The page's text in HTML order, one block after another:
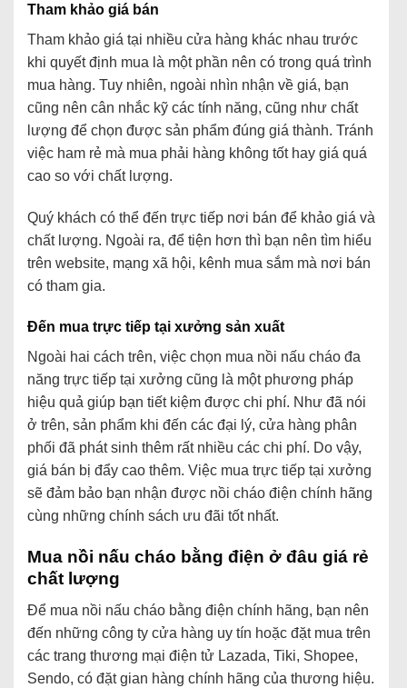
Tham khảo giá bán
Tham khảo giá tại nhiều cửa hàng khác nhau trước
khi quyết định mua là một phần nên có trong quá trình
mua hàng. Tuy nhiên, ngoài nhìn nhận về giá, bạn
cũng nên cân nhắc kỹ các tính năng, cũng như chất
lượng để chọn được sản phẩm đúng giá thành. Tránh
việc ham rẻ mà mua phải hàng không tốt hay giá quá
cao so với chất lượng.
Quý khách có thể đến trực tiếp nơi bán để khảo giá và
chất lượng. Ngoài ra, để tiện hơn thì bạn nên tìm hiểu
trên website, mạng xã hội, kênh mua sắm mà nơi bán
có tham gia.
Đến mua trực tiếp tại xưởng sản xuất
Ngoài hai cách trên, việc chọn mua nồi nấu cháo đa
năng trực tiếp tại xưởng cũng là một phương pháp
hiệu quả giúp bạn tiết kiệm được chi phí. Như đã nói
ở trên, sản phẩm khi đến các đại lý, cửa hàng phân
phối đã phát sinh thêm rất nhiều các chi phí. Do vậy,
giá bán bị đẩy cao thêm. Việc mua trực tiếp tại xưởng
sẽ đảm bảo bạn nhận được nồi cháo điện chính hãng
cùng những chính sách ưu đãi tốt nhất.
Mua nồi nấu cháo bằng điện ở đâu giá rẻ
chất lượng
Để mua nồi nấu cháo bằng điện chính hãng, bạn nên
đến những công ty cửa hàng uy tín hoặc đặt mua trên
các trang thương mại điện tử Lazada, Tiki, Shopee,
Sendo, có đặt gian hàng chính hãng của thương hiệu.